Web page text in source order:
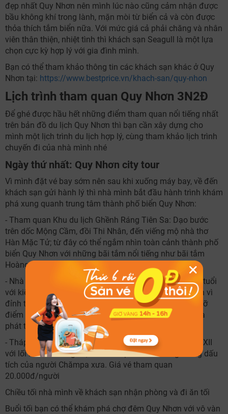
đẹp nhất Quy Nhơn nên mình lúc nào cũng cảm nhận được
bầu không khí trong lành, mặn mòi từ biển cả và còn được
thỏa thích tắm biển nữa. Với mức giá cả phải chăng và nhân
viên thân thiện, nhiệt tình thì khách sạn Seagull là một lựa
chọn cực kỳ hợp lý với gia đình mình.
Bạn có thể tham khảo thông tin các khách sạn khác ở Quy
Nhơn tại: https://www.bestprice.vn/khach-san/quy-nhon
Lịch trình tham quan Quy Nhơn 3N2Đ
Để ghé được hầu hết những điểm tham quan nổi tiếng nhất
trên bản đồ du lịch Quy Nhơn thì bạn cần xây dựng cho
mình một lịch trình du lịch hợp lý, cùng tham khảo lịch trình
chuyến đi của nhà mình nhé
Ngày thứ nhất: Quy Nhơn city tour
Vì mình đặt vé bay sớm nên sau khi xuống máy bay, về đến
khách sạn gửi hành lý thì nhà mình bắt đầu hành trình khám
phá xung quanh trung tâm thành phố biển Quy Nhơn:
- Tham quan Khu du lịch Ghềnh Ráng Tiên Sa: Dạo bước
trên dốc Mộng Cầm, đồi Thi Nhân, đến viếng mộ nhà thơ
Hàn Mặc Tử; từ đây có thể ngắm nhìn toàn cảnh thành phố
biển Quy Nhơn với những bãi tắm nổi tiếng như bãi tắm
Hoàng Hậu, bãi tắm Tiên Sa
- Nhà thờ Chính tòa: Chụp hình tại nhà thờ hơn 80 năm tuổi
với kiến trúc độc đáo, thường được gọi là Nhà thờ Nhọn vì
đỉnh tháp chuông nhọn như đầu bút chì. Bạn đừng bỏ lỡ
điểm tham quan ấn tượng gắn với lịch sử hình thành và
phát triển đô thị ở Quy Nhơn này nhé.
- Tháp Đôi: Hai ngọn Tháp Cổ được xây dựng từ thế kỷ XII
với lối kiến trúc Angkor, là di tích lịch sử nổi tiếng mang dấu
tích của người Chămpa xưa. Giá vé tham quan
20.000đ/người
Chiều tối nhà mình về khách sạn nhận phòng và đi ăn tối
Buổi tối bạn có thể khám phá chợ đêm Quy Nhơn với vô vàn